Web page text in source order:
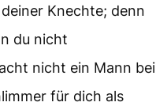
Knechte; denn
du nicht
nicht ein Mann bei
für dich als